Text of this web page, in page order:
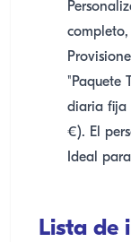
"Paquete
diaria fija
€). El
Ideal
Lista de